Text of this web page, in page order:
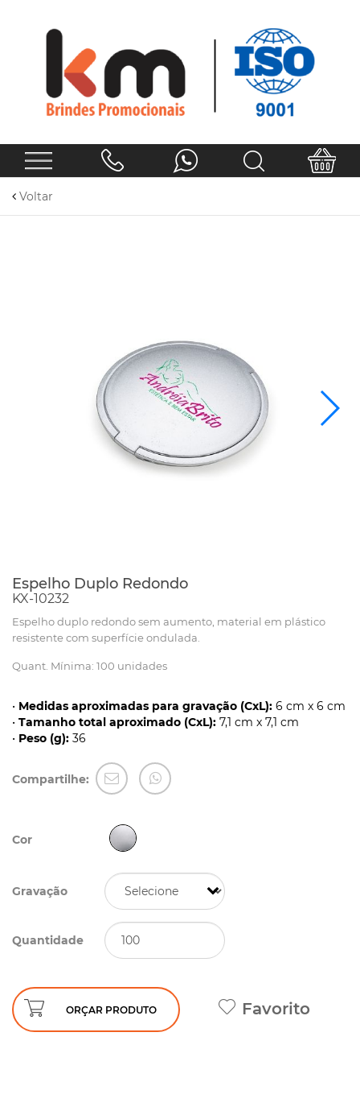
Voltar
Espelho Duplo Redondo
KX-10232
Espelho duplo redondo sem aumento, material em plástico
resistente com superfície ondulada.
Quant. Mínima: 100 unidades
• Medidas aproximadas para gravação (CxL): 6 cm x 6 cm
• Tamanho total aproximado (CxL): 7,1 cm x 7,1 cm
• Peso (g): 36
Compartilhe:
Cor
Gravação
Quantidade
ORÇAR PRODUTO Favorito